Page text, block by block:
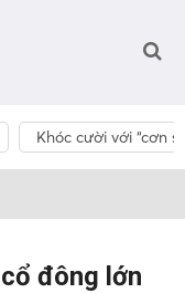
Khóc cười với “cơn
đông lớn